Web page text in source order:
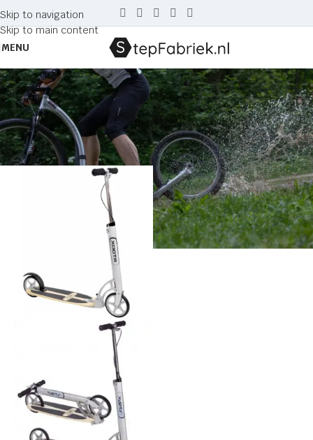
Skip to navigation
Skip to main content
MENU
Xootr Cruz Ultra step
Home Producten getagged “Xootr Cruz Ultra step”